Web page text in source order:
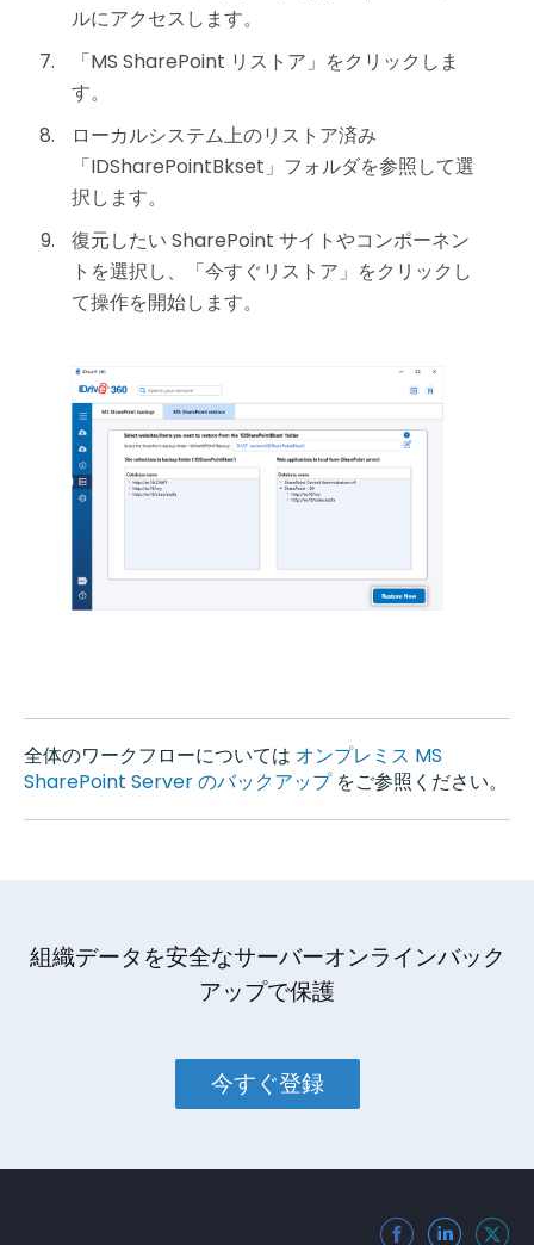
ルにアクセスします。
「MS SharePoint リストア」をクリックしま
す。
ローカルシステム上のリストア済み
「IDSharePointBkset」フォルダを参照して選
択します。
復元したい SharePoint サイトやコンポーネン
トを選択し、「今すぐリストア」をクリックし
て操作を開始します。
全体のワークフローについては オンプレミス MS
SharePoint Server のバックアップをご参照ください。
組織データを安全なサーバーオンラインバック
アップで保護
今すぐ登録